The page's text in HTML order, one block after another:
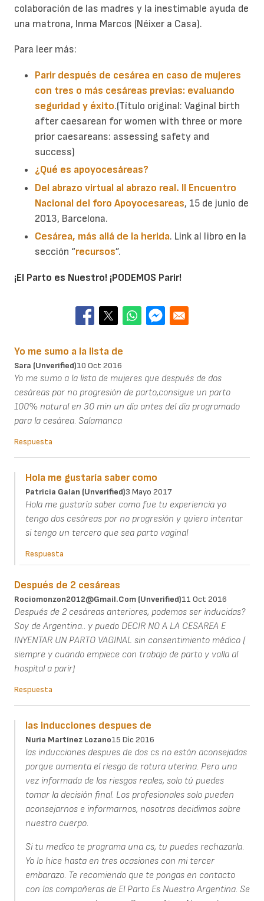
colaboración de las madres y la inestimable ayuda de
una matrona, Inma Marcos (Néixer a Casa).
Para leer más:
Parir después de cesárea en caso de mujeres
con tres o más cesáreas previas: evaluando
seguridad y éxito.(Título original: Vaginal birth
after caesarean for women with three or more
prior caesareans: assessing safety and
success)
¿Qué es apoyocesáreas?
Del abrazo virtual al abrazo real. II Encuentro
Nacional del foro Apoyocesareas, 15 de junio de
2013, Barcelona.
Cesárea, más allá de la herida. Link al libro en la
sección “recursos”.
¡El Parto es Nuestro! ¡PODEMOS Parir!
Yo me sumo a la lista de
Sara (unverified)10 Oct 2016
Yo me sumo a la lista de mujeres que después de dos
cesáreas por no progresión de parto,consigue un parto
100% natural en 30 min un día antes del día programado
para la cesárea. Salamanca
Respuesta
Hola me gustaría saber como
Patricia Galan (unverified)3 Mayo 2017
Hola me gustaría saber como fue tu experiencia yo
tengo dos cesáreas por no progresión y quiero intentar
si tengo un tercero que sea parto vaginal
Respuesta
Después de 2 cesáreas
Rociomonzon2012@gmail.com (unverified)11 Oct 2016
Después de 2 cesáreas anteriores, podemos ser inducidas?
Soy de Argentina.. y puedo DECIR NO A LA CESAREA E
INYENTAR UN PARTO VAGINAL sin consentimiento médico (
siempre y cuando empiece con trabajo de parto y valla al
hospital a parir)
Respuesta
las inducciones despues de
Nuria Martínez Lozano15 Dic 2016
las inducciones despues de dos cs no están aconsejadas
porque aumenta el riesgo de rotura uterina. Pero una
vez informada de los riesgos reales, solo tú puedes
tomar la decisión final. Los profesionales solo pueden
aconsejarnos e informarnos, nosotras decidimos sobre
nuestro cuerpo.
Si tu medico te programa una cs, tu puedes rechazarla.
Yo lo hice hasta en tres ocasiones con mi tercer
embarazo. Te recomiendo que te pongas en contacto
con las compañeras de El Parto Es Nuestro Argentina. Se